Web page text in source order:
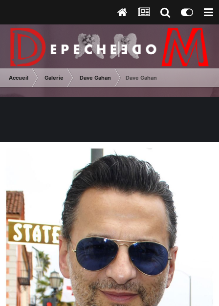
Accueil Galerie Dave Gahan Dave Gahan